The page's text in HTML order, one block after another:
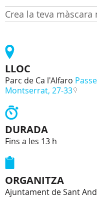
Crea la teva màscara
LLOC
Parc de Ca l'Alfaro
Montserrat, 27-33
DURADA
Fins a les 13 h
ORGANITZA
Ajuntament de Sant